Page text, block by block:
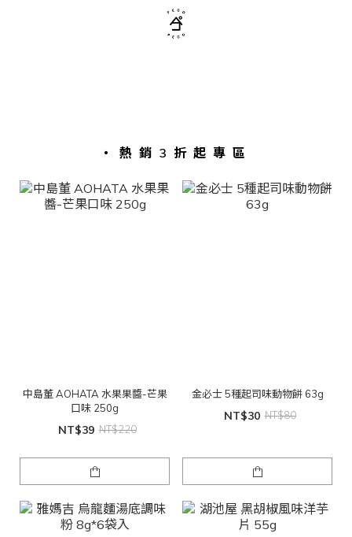
・熱銷3折起專區
中島董 AOHATA 水果果醬-芒果
口味 250g
NT$39 NT$220
金必士 5種起司味動物餅 63g
NT$30 NT$80